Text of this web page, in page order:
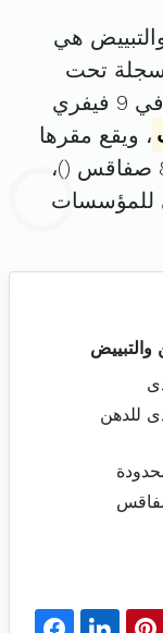
هي
تحت
. تم تأسيسها في 9 فيفري
، ويقع مقرها
)،
للمؤسسات
للدهن